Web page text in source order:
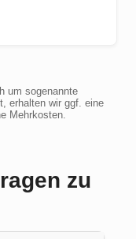
um sogenannte
erhalten wir ggf. eine
Mehrkosten.
zu